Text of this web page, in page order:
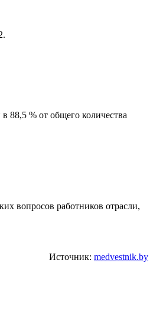
88,5 % от общего количества
вопросов работников отрасли,
Источник: medvestnik.by